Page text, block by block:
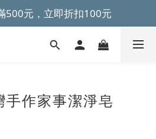
滿499元免運~
500元，立即折扣100元
滿499元免運~
作家事潔淨皂